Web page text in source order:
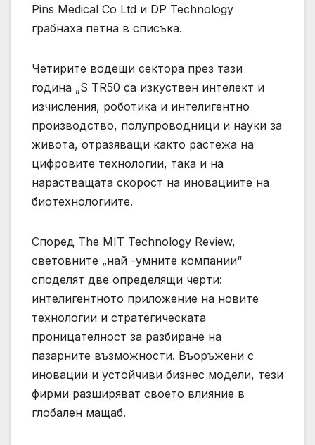
Pins Medical Co Ltd и DP Technology
грабнаха петна в списъка.
Четирите водещи сектора през тази
година „S TR50 са изкуствен интелект и
изчисления, роботика и интелигентно
производство, полупроводници и науки за
живота, отразяващи както растежа на
цифровите технологии, така и на
нарастващата скорост на иновациите на
биотехнологиите.
Според The ​​MIT Technology Review,
световните „най -умните компании“
споделят две определящи черти:
интелигентното приложение на новите
технологии и стратегическата
проницателност за разбиране на
пазарните възможности. Въоръжени с
иновации и устойчиви бизнес модели, тези
фирми разширяват своето влияние в
глобален мащаб.